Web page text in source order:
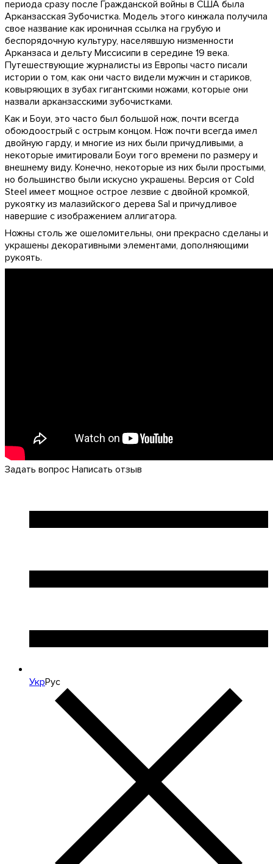
периода сразу после Гражданской войны в США была
Арканзасская Зубочистка. Модель этого кинжала получила
свое название как ироничная ссылка на грубую и
беспорядочную культуру, населявшую низменности
Арканзаса и дельту Миссисипи в середине 19 века.
Путешествующие журналисты из Европы часто писали
истории о том, как они часто видели мужчин и стариков,
ковыряющих в зубах гигантскими ножами, которые они
назвали арканзасскими зубочистками.
Как и Боуи, это часто был большой нож, почти всегда
обоюдоострый с острым концом. Нож почти всегда имел
двойную гарду, и многие из них были причудливыми, а
некоторые имитировали Боуи того времени по размеру и
внешнему виду. Конечно, некоторые из них были простыми,
но большинство были искусно украшены. Версия от Cold
Steel имеет мощное острое лезвие с двойной кромкой,
рукоятку из малазийского дерева Sal и причудливое
навершие с изображением аллигатора.
Ножны столь же ошеломительны, они прекрасно сделаны и
украшены декоративными элементами, дополняющими
рукоять.
Задать вопрос Написать отзыв
УкрРус